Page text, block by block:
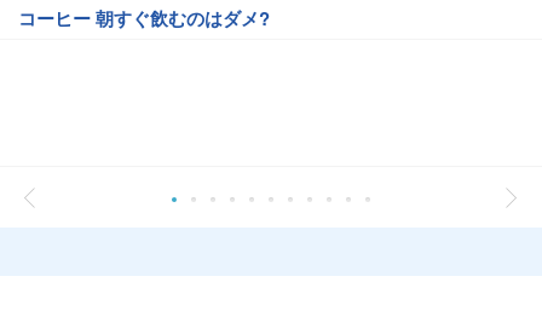
コーヒー 朝すぐ飲むのはダメ?